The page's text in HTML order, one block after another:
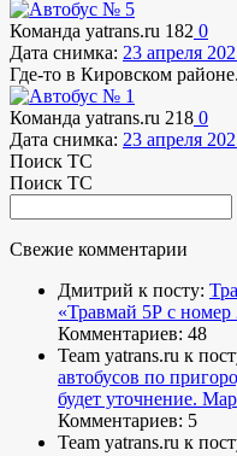
Команда yatrans.ru 182 0
Дата снимка: 23 апреля
Где-то в Кировском
Команда yatrans.ru 218 0
Дата снимка: 23 апреля
Поиск ТС
Поиск ТС
Свежие комментарии
Дмитрий к посту:
«Травмай 5Р с номер
Комментариев: 48
Team yatrans.ru к
автобусов по
будет уточнение.
Комментариев: 5
Team yatrans.ru к